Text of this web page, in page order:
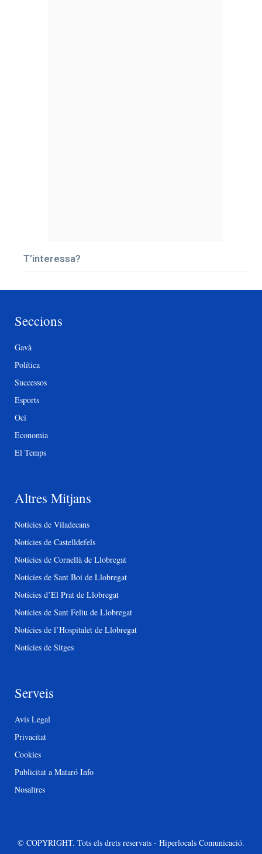
T’interessa?
Seccions
Gavà
Política
Successos
Esports
Oci
Economia
El Temps
Altres Mitjans
Notícies de Viladecans
Notícies de Castelldefels
Notícies de Cornellà de Llobregat
Notícies de Sant Boi de Llobregat
Notícies d’El Prat de Llobregat
Notícies de Sant Feliu de Llobregat
Notícies de l’Hospitalet de Llobregat
Notícies de Sitges
Serveis
Avís Legal
Privacitat
Cookies
Publicitat a Mataró Info
Nosaltres
© COPYRIGHT. Tots els drets reservats - Hiperlocals Comunicació.